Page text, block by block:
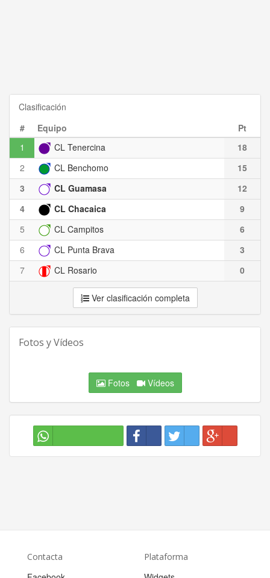
Clasificación
#
Equipo
Pt
1
CL Tenercina
18
2
CL Benchomo
15
3
CL Guamasa
12
4
CL Chacaica
9
5
CL Campitos
6
6
CL Punta Brava
3
7
CL Rosario 0
Ver clasificación completa
Fotos y Vídeos
Fotos Vídeos
Contacta Plataforma